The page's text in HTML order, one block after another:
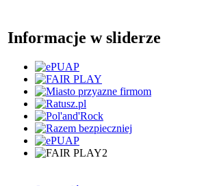
Informacje w sliderze